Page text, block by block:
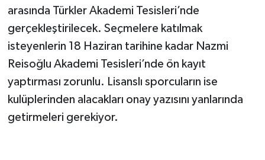
arasında Türkler Akademi Tesisleri’nde
gerçekleştirilecek. Seçmelere katılmak
isteyenlerin 18 Haziran tarihine kadar Nazmi
Reisoğlu Akademi Tesisleri’nde ön kayıt
yaptırması zorunlu. Lisanslı sporcuların ise
kulüplerinden alacakları onay yazısını yanlarında
getirmeleri gerekiyor.